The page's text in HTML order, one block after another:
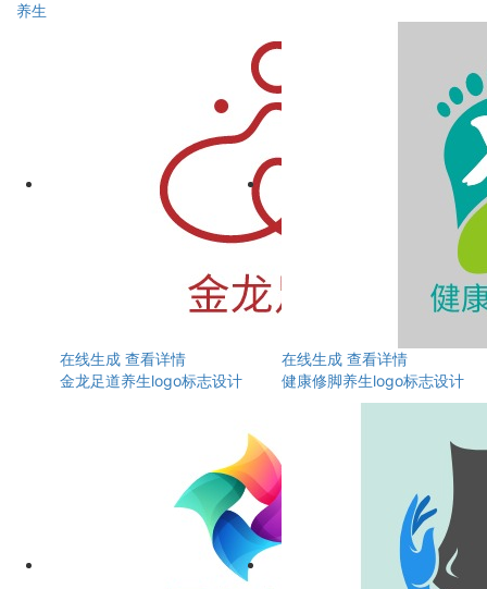
养生
在线生成 查看详情
金龙足道养生logo标志设计
在线生成 查看详情
健康修脚养生logo标志设计